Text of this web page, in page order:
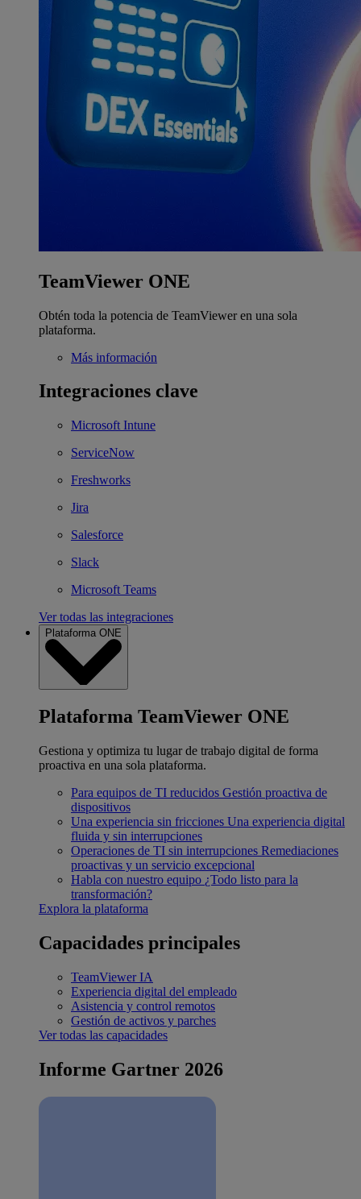
TeamViewer ONE
Obtén toda la potencia de TeamViewer en una sola
plataforma.
Más información
Integraciones clave
Microsoft Intune
ServiceNow
Freshworks
Jira
Salesforce
Slack
Microsoft Teams
Ver todas las integraciones
Plataforma ONE
Plataforma TeamViewer ONE
Gestiona y optimiza tu lugar de trabajo digital de forma
proactiva en una sola plataforma.
Para equipos de TI reducidos Gestión proactiva de
dispositivos
Una experiencia sin fricciones Una experiencia digital
fluida y sin interrupciones
Operaciones de TI sin interrupciones Remediaciones
proactivas y un servicio excepcional
Habla con nuestro equipo ¿Todo listo para la
transformación?
Explora la plataforma
Capacidades principales
TeamViewer IA
Experiencia digital del empleado
Asistencia y control remotos
Gestión de activos y parches
Ver todas las capacidades
Informe Gartner 2026